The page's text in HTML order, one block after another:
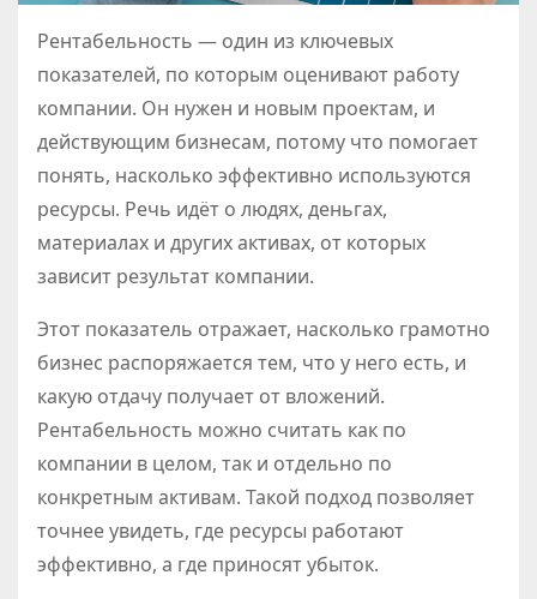
Рентабельность — один из ключевых
показателей, по которым оценивают работу
компании. Он нужен и новым проектам, и
действующим бизнесам, потому что помогает
понять, насколько эффективно используются
ресурсы. Речь идёт о людях, деньгах,
материалах и других активах, от которых
зависит результат компании.
Этот показатель отражает, насколько грамотно
бизнес распоряжается тем, что у него есть, и
какую отдачу получает от вложений.
Рентабельность можно считать как по
компании в целом, так и отдельно по
конкретным активам. Такой подход позволяет
точнее увидеть, где ресурсы работают
эффективно, а где приносят убыток.